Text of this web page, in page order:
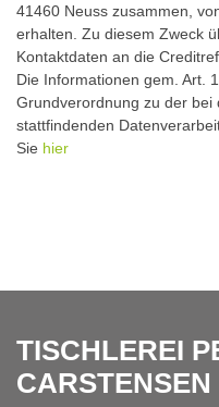
41460 Neuss zusammen,
erhalten. Zu diesem Zweck
Kontaktdaten an die
Die Informationen gem. Art.
Grundverordnung zu der bei
stattfindenden
Sie hier
TISCHLEREI
CARSTENSEN